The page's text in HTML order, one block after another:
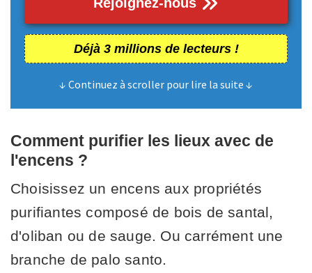
Déjà 3 millions de lecteurs !
↓ Continuez à scroller pour lire la suite ↓
Comment purifier les lieux avec de
l'encens ?
Choisissez un encens aux propriétés
purifiantes composé de bois de santal,
d'oliban ou de sauge. Ou carrément une
branche de palo santo.